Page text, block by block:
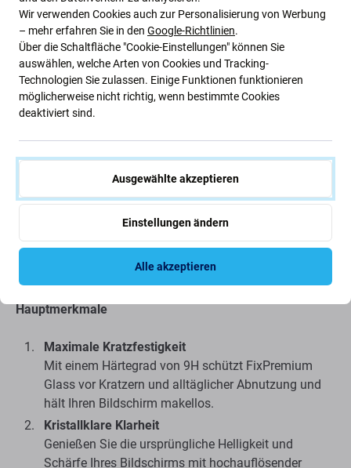
Beschreibung und Spezifikation Versand und Rückgabe
FixPremium Glass - Gehärtetes Glas
Bietet außergewöhnlichen Displayschutz ohne
Kompromisse bei Qualität oder Klarheit. FixPremium
Glass wurde aus hochwertigen Materialien hergestellt und
Oberfläche. So bleibt die ursprüngliche Haptik und Optik
Ihres Displays erhalten.
Hauptmerkmale
Maximale Kratzfestigkeit
Mit einem Härtegrad von 9H schützt FixPremium
Glass vor Kratzern und alltäglicher Abnutzung und
hält Ihren Bildschirm makellos.
Kristallklare Klarheit
Genießen Sie die ursprüngliche Helligkeit und
Schärfe Ihres Bildschirms mit hochauflösender
Wir verwenden Cookies auch zur Personalisierung von Werbung
– mehr erfahren Sie in den Google-Richtlinien.
Über die Schaltfläche "Cookie-Einstellungen" können Sie
auswählen, welche Arten von Cookies und Tracking-
Technologien Sie zulassen. Einige Funktionen funktionieren
möglicherweise nicht richtig, wenn bestimmte Cookies
deaktiviert sind.
Ausgewählte akzeptieren
Einstellungen ändern
Alle akzeptieren